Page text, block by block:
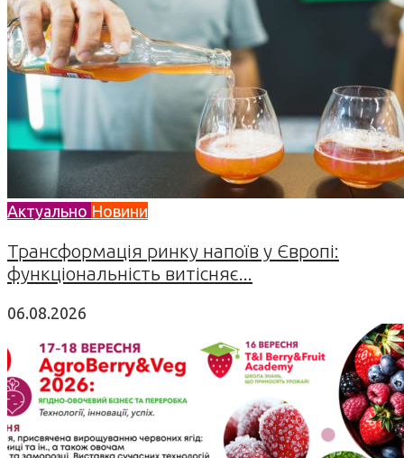
Актуально Новини
Трансформація ринку напоїв у Європі:
функціональність витісняє...
06.08.2026